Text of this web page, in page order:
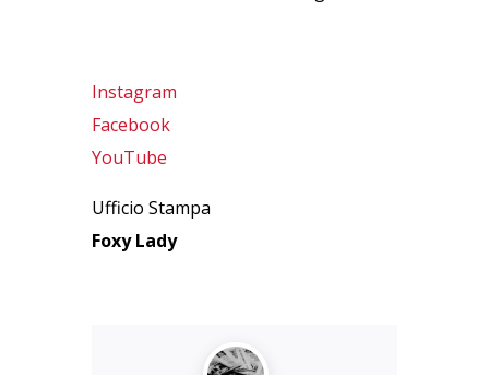
Instagram
Facebook
YouTube
Ufficio Stampa
Foxy Lady